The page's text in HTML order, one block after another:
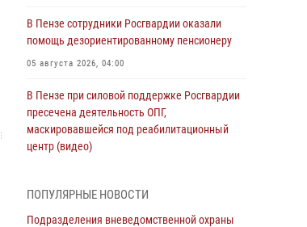
В Пензе сотрудники Росгвардии оказали
помощь дезориентированному пенсионеру
05 августа 2026, 04:00
В Пензе при силовой поддержке Росгвардии
пресечена деятельность ОПГ,
маскировавшейся под реабилитационный
центр (видео)
В Управлении Росгвардии по Пензенской
области подвели итоги работы за первое
ПОПУЛЯРНЫЕ НОВОСТИ
Подразделения вневедомственной охраны